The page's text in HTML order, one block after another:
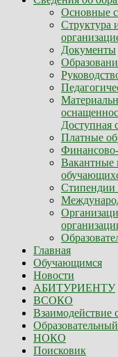
Основные
Структура
Документы
Доступная
Платные
Финансово-
Вакантные
Стипендии
Главная
Обучающимся
Новости
АБИТУРИЕНТУ
ВСОКО
Взаимодействие
НОКО
Поисковик